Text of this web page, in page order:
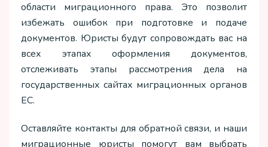
области миграционного права. Это позволит
избежать ошибок при подготовке и подаче
документов. Юристы будут сопровождать вас на
всех этапах оформления документов,
отслеживать этапы рассмотрения дела на
государственных сайтах миграционных органов
ЕС.
Оставляйте контакты для обратной связи, и наши
миграционные юристы помогут вам выбрать